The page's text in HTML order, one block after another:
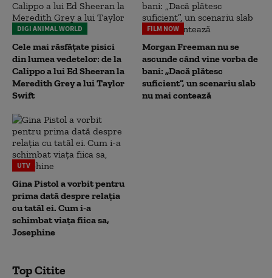
DIGI ANIMAL WORLD
Cele mai răsfățate pisici
din lumea vedetelor: de la
Calippo a lui Ed Sheeran la
Meredith Grey a lui Taylor
Swift
FILM NOW
Morgan Freeman nu se
ascunde când vine vorba de
bani: „Dacă plătesc
suficient”, un scenariu slab
nu mai contează
UTV
Gina Pistol a vorbit pentru
prima dată despre relația
cu tatăl ei. Cum i-a
schimbat viața fiica sa,
Josephine
Top Citite